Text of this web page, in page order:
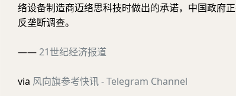
络设备制造商迈络思科技时做出的承诺，中国政府
反垄断调查。
——21世纪经济报道
via 风向旗参考快讯 - Telegram Channel